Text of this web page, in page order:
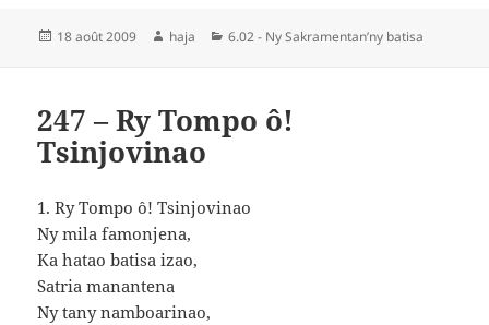
Publié
18 août 2009 Auteur
haja Catégories
6.02 - Ny Sakramentan’ny batisa
247 – Ry Tompo ô!
Tsinjovinao
1. Ry Tompo ô! Tsinjovinao
Ny mila famonjena,
Ka hatao batisa izao,
Satria manantena
Ny tany namboarinao,